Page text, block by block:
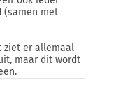
(samen met
ziet er allemaal
maar dit wordt